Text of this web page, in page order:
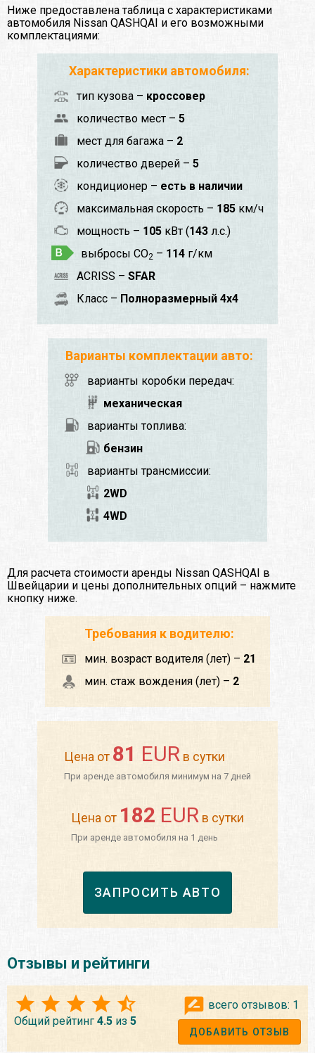
Ниже предоставлена таблица с характеристиками
автомобиля Nissan QASHQAI и его возможными
комплектациями:
Характеристики автомобиля:
тип кузова – кроссовер
количество мест – 5
мест для багажа – 2
количество дверей – 5
кондиционер – есть в наличии
максимальная скорость – 185 км/ч
мощность – 105 кВт (143 л.с.)
выбросы CO2 – 114 г/км
ACRISS – SFAR
Класс – Полноразмерный 4x4
Варианты комплектации авто:
варианты коробки передач:
механическая
варианты топлива:
бензин
варианты трансмиссии:
2WD
4WD
Для расчета стоимости аренды Nissan QASHQAI в
Швейцарии и цены дополнительных опций – нажмите
кнопку ниже.
Требования к водителю:
мин. возраст водителя (лет) – 21
мин. стаж вождения (лет) – 2
Цена от 81 EUR в сутки
При аренде автомобиля минимум на 7 дней
Цена от 182 EUR в сутки
При аренде автомобиля на 1 день
ЗАПРОСИТЬ АВТО
Отзывы и рейтинги
Общий рейтинг 4.5 из 5
всего отзывов: 1
ДОБАВИТЬ ОТЗЫВ